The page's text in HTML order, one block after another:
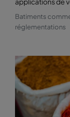
Batiments
réglementations